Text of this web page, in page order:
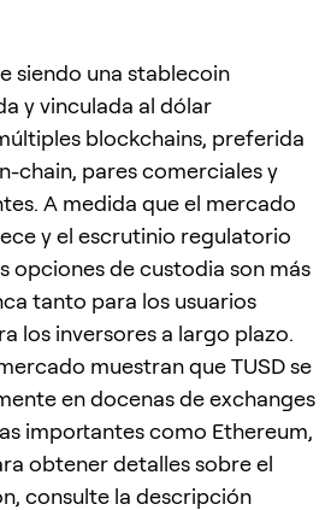
siendo una stablecoin
y vinculada al dólar
blockchains, preferida
chain, pares comerciales y
A medida que el mercado
y el escrutinio regulatorio
opciones de custodia son más
tanto para los usuarios
los inversores a largo plazo.
muestran que TUSD se
en docenas de exchanges
importantes como Ethereum,
obtener detalles sobre el
consulte la descripción